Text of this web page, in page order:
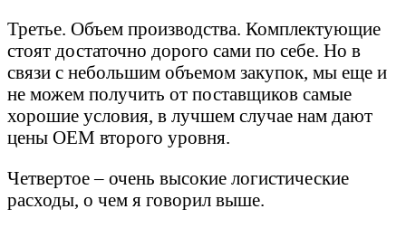
Третье. Объем производства. Комплектующие
стоят достаточно дорого сами по себе. Но в
связи с небольшим объемом закупок, мы еще и
не можем получить от поставщиков самые
хорошие условия, в лучшем случае нам дают
цены ОЕМ второго уровня.
Четвертое – очень высокие логистические
расходы, о чем я говорил выше.